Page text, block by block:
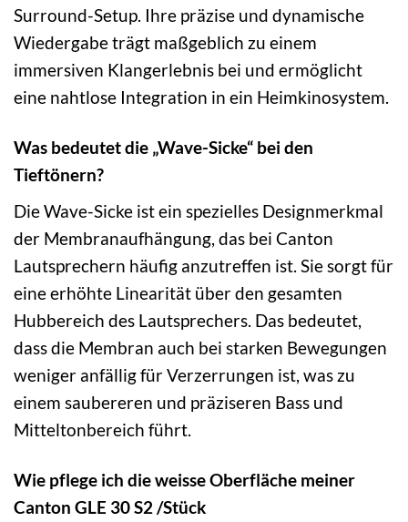
Surround-Setup. Ihre präzise und dynamische
Wiedergabe trägt maßgeblich zu einem
immersiven Klangerlebnis bei und ermöglicht
eine nahtlose Integration in ein Heimkinosystem.
Was bedeutet die „Wave-Sicke“ bei den
Tieftönern?
Die Wave-Sicke ist ein spezielles Designmerkmal
der Membranaufhängung, das bei Canton
Lautsprechern häufig anzutreffen ist. Sie sorgt für
eine erhöhte Linearität über den gesamten
Hubbereich des Lautsprechers. Das bedeutet,
dass die Membran auch bei starken Bewegungen
weniger anfällig für Verzerrungen ist, was zu
einem saubereren und präziseren Bass und
Mitteltonbereich führt.
Wie pflege ich die weisse Oberfläche meiner
Canton GLE 30 S2 /Stück